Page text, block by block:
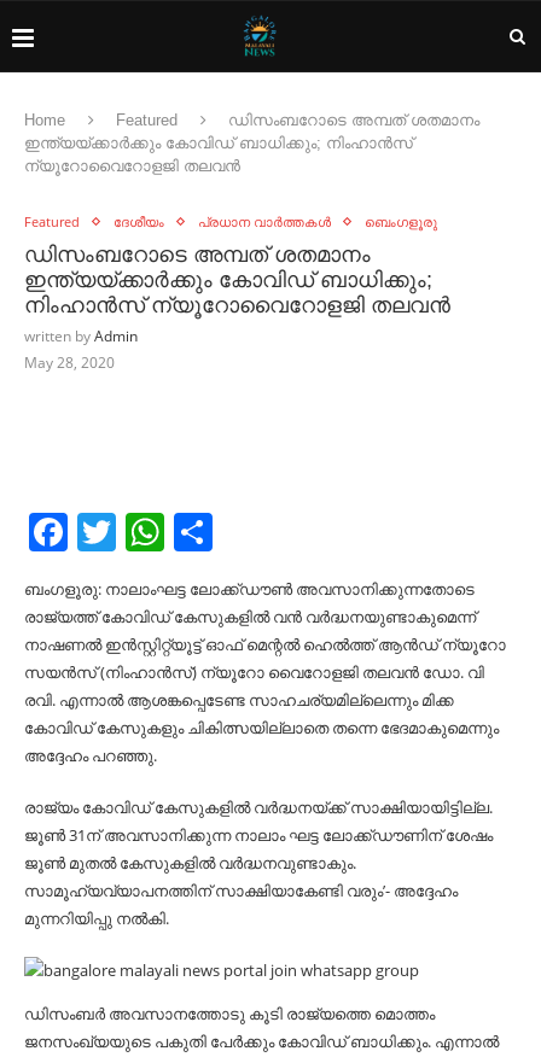
Home Featured
ഡിസംബറോടെ അമ്പത് ശതമാനം
ഇന്ത്യയ്ക്കാര്‍ക്കും കോവിഡ് ബാധിക്കും; നിംഹാന്‍സ്
ന്യൂറോവൈറോളജി തലവന്‍
Featured ദേശീയം പ്രധാന വാർത്തകൾ ബെംഗളൂരു
ഡിസംബറോടെ അമ്പത് ശതമാനം
ഇന്ത്യയ്ക്കാര്‍ക്കും കോവിഡ് ബാധിക്കും;
നിംഹാന്‍സ് ന്യൂറോവൈറോളജി തലവന്‍
written byAdmin
May 28, 2020
Facebook
TwitterWhatsApp
ബംഗളൂരു: നാലാംഘട്ട ലോക്ക്ഡൗണ്‍ അവസാനിക്കുന്നതോടെ
രാജ്യത്ത് കോവിഡ് കേസുകളില്‍ വന്‍ വര്‍ദ്ധനയുണ്ടാകുമെന്ന്
നാഷണല്‍ ഇന്‍സ്റ്റിറ്റ്യൂട്ട് ഓഫ് മെന്റല്‍ ഹെല്‍ത്ത് ആന്‍ഡ് ന്യൂറോ
സയന്‍സ് (നിംഹാന്‍സ്) ന്യൂറോ വൈറോളജി തലവന്‍ ഡോ. വി
രവി. എന്നാല്‍ ആശങ്കപ്പെടേണ്ട സാഹചര്യമില്ലെന്നും മിക്ക
കോവിഡ് കേസുകളും ചികിത്സയില്ലാതെ തന്നെ ഭേദമാകുമെന്നും
അദ്ദേഹം പറഞ്ഞു.
രാജ്യം കോവിഡ് കേസുകളില്‍ വര്‍ദ്ധനയ്ക്ക് സാക്ഷിയായിട്ടില്ല.
ജൂണ്‍ 31ന് അവസാനിക്കുന്ന നാലാം ഘട്ട ലോക്ക്ഡൗണിന് ശേഷം
ജൂണ്‍ മുതല്‍ കേസുകളില്‍ വര്‍ദ്ധനവുണ്ടാകും.
സാമൂഹ്യവ്യാപനത്തിന് സാക്ഷിയാകേണ്ടി വരും’- അദ്ദേഹം
മുന്നറിയിപ്പു നല്‍കി.
ഡിസംബര്‍ അവസാനത്തോടു കൂടി രാജ്യത്തെ മൊത്തം
ജനസംഖ്യയുടെ പകുതി പേര്‍ക്കും കോവിഡ് ബാധിക്കും. എന്നാല്‍